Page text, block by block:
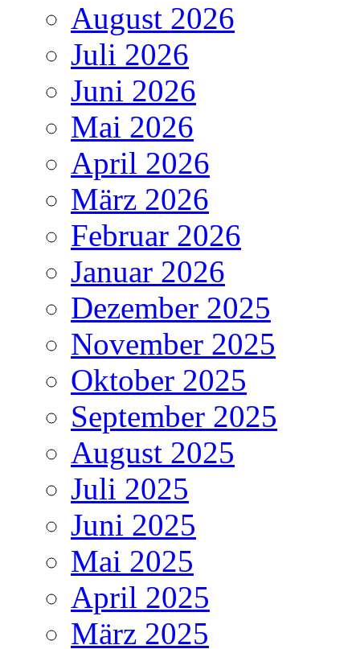
August 2026
Juli 2026
Juni 2026
Mai 2026
April 2026
März 2026
Februar 2026
Januar 2026
Dezember 2025
November 2025
Oktober 2025
September 2025
August 2025
Juli 2025
Juni 2025
Mai 2025
April 2025
März 2025